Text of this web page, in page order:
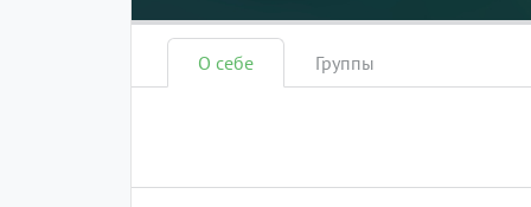
О себе Группы